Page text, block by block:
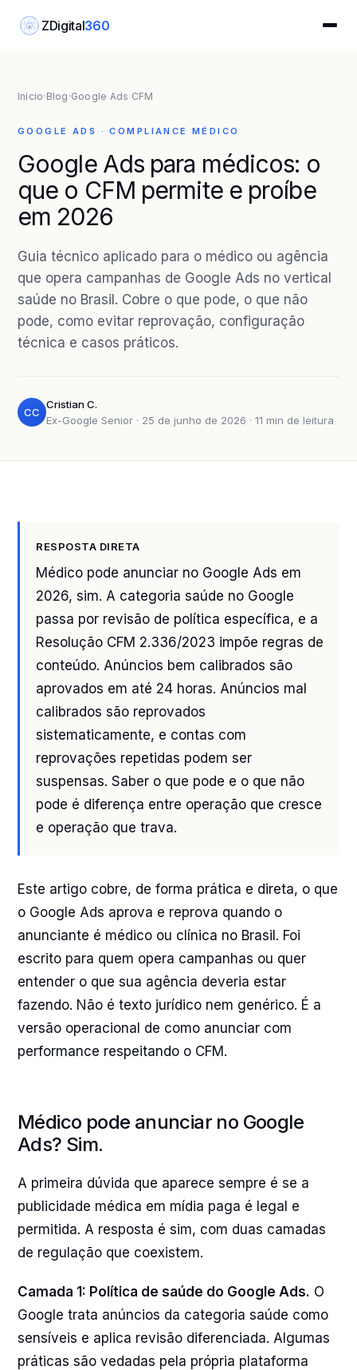
Z ZDigital360
Início· Blog ·Google Ads CFM
GOOGLE ADS · COMPLIANCE MÉDICO
Google Ads para médicos: o
que o CFM permite e proíbe
em 2026
Guia técnico aplicado para o médico ou agência
que opera campanhas de Google Ads no vertical
saúde no Brasil. Cobre o que pode, o que não
pode, como evitar reprovação, configuração
técnica e casos práticos.
CC
Cristian C.
Ex-Google Senior · 25 de junho de 2026 · 11 min de leitura
RESPOSTA DIRETA
Médico pode anunciar no Google Ads em
2026, sim. A categoria saúde no Google
passa por revisão de política específica, e a
Resolução CFM 2.336/2023 impõe regras de
conteúdo. Anúncios bem calibrados são
aprovados em até 24 horas. Anúncios mal
calibrados são reprovados
sistematicamente, e contas com
reprovações repetidas podem ser
suspensas. Saber o que pode e o que não
pode é diferença entre operação que cresce
e operação que trava.
Este artigo cobre, de forma prática e direta, o que
o Google Ads aprova e reprova quando o
anunciante é médico ou clínica no Brasil. Foi
escrito para quem opera campanhas ou quer
entender o que sua agência deveria estar
fazendo. Não é texto jurídico nem genérico. É a
versão operacional de como anunciar com
performance respeitando o CFM.
Médico pode anunciar no Google
Ads? Sim.
A primeira dúvida que aparece sempre é se a
publicidade médica em mídia paga é legal e
permitida. A resposta é sim, com duas camadas
de regulação que coexistem.
Camada 1: Política de saúde do Google Ads. O
Google trata anúncios da categoria saúde como
sensíveis e aplica revisão diferenciada. Algumas
práticas são vedadas pela própria plataforma